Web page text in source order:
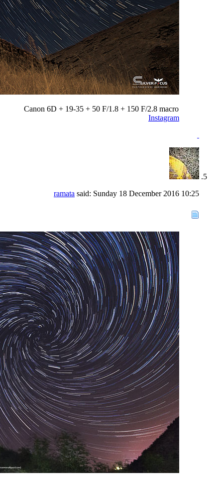
Canon 6D + 19-35 + 50 F/1.8 + 150 F/2.8 macro
Instagram
ramata said: Sunday 18 December 2016 10:25